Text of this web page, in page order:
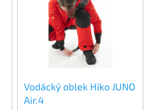
Vodácký oblek Hiko JUNO
Air.4